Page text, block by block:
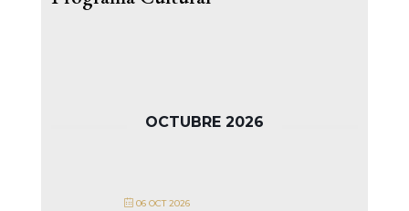
OCTUBRE 2026
06 OCT 2026